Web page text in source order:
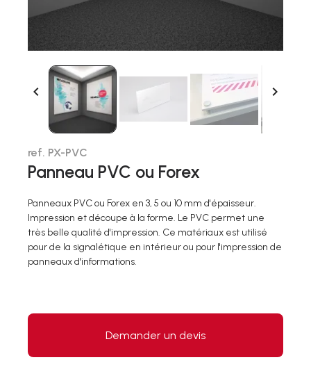
 
ref. PX-PVC
Panneau PVC ou Forex
Panneaux PVC ou Forex en 3, 5 ou 10 mm d'épaisseur.
Impression et découpe à la forme. Le PVC permet une
très belle qualité d'impression. Ce matériaux est utilisé
pour de la signalétique en intérieur ou pour l'impression de
panneaux d'informations.
Demander un devis